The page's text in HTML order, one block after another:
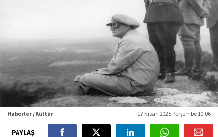
Haberler / Kültür 17 Nisan 2025 Perşembe 10:06
PAYLAŞ